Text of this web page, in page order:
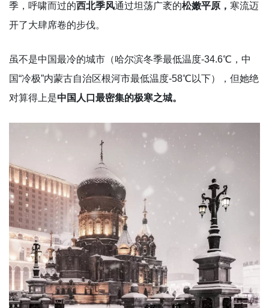
季，呼啸而过的西北季风通过坦荡广袤的松嫩平原， 寒流迈
开了大肆席卷的步伐。
虽不是中国最冷的城市（哈尔滨冬季最低温度-34.6℃，中
国“冷极”内蒙古自治区根河市最低温度-58℃以下），但她绝
对算得上是中国人口最密集的极寒之城。